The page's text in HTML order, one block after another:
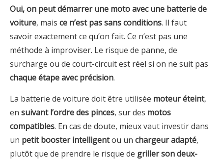
Oui, on peut démarrer une moto avec une batterie de
voiture, mais ce n’est pas sans conditions. Il faut
savoir exactement ce qu’on fait. Ce n’est pas une
méthode à improviser. Le risque de panne, de
surcharge ou de court-circuit est réel si on ne suit pas
chaque étape avec précision.
La batterie de voiture doit être utilisée moteur éteint,
en suivant l’ordre des pinces, sur des motos
compatibles. En cas de doute, mieux vaut investir dans
un petit booster intelligentou un chargeur adapté,
plutôt que de prendre le risque de griller son deux-